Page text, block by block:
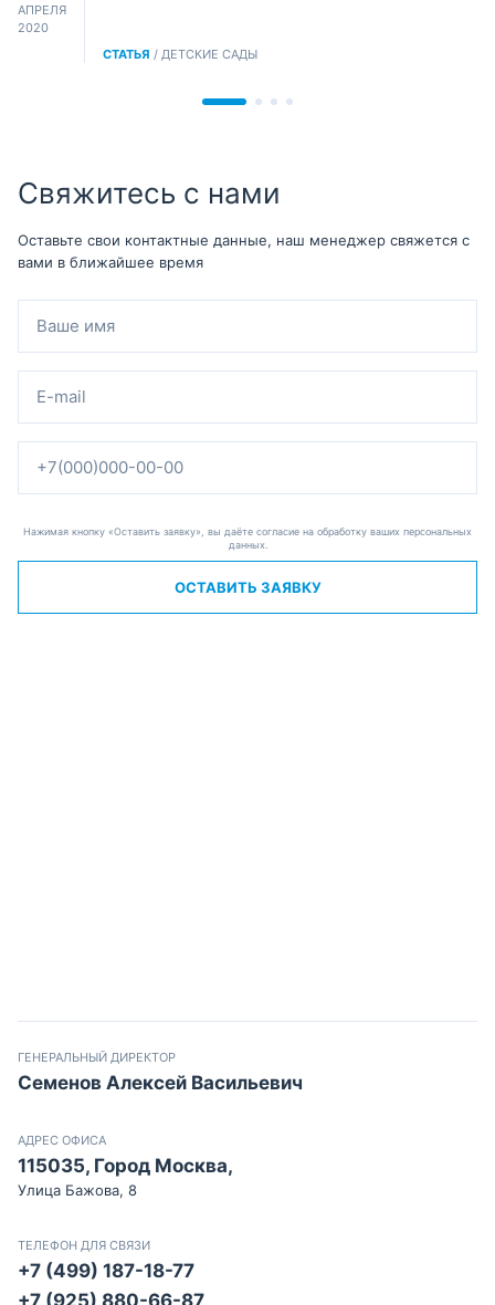
АПРЕЛЯ
2020
СТАТЬЯ / ДЕТСКИЕ САДЫ
Свяжитесь с нами
Оставьте свои контактные данные, наш менеджер свяжется с
вами в ближайшее время
Нажимая кнопку «Оставить заявку», вы даёте согласие на обработку ваших персональных
данных.
ОСТАВИТЬ ЗАЯВКУ
ГЕНЕРАЛЬНЫЙ ДИРЕКТОР
Семенов Алексей Васильевич
АДРЕС ОФИСА
115035, Город Москва,
Улица Бажова, 8
ТЕЛЕФОН ДЛЯ СВЯЗИ
+7 (499) 187-18-77
+7 (925) 880-66-87